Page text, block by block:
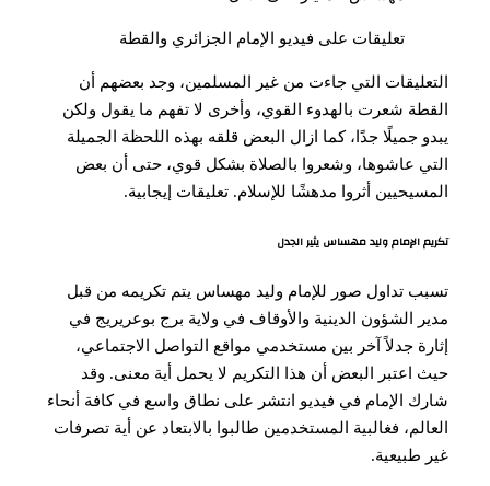
تعليقات على فيديو الإمام الجزائري والقطة
التعليقات التي جاءت من غير المسلمين، وجد بعضهم أن
القطة شعرت بالهدوء القوي، وأخرى لا تفهم ما يقول ولكن
يبدو جميلًا جدًا، كما ازال البعض قلقه بهذه اللحظة الجميلة
التي عاشوها، وشعروا بالصلاة بشكل قوي، حتى أن بعض
المسيحيين أثروا مدهشًا للإسلام. تعليقات إيجابية.
تكريم الإمام وليد مهساس يثير الجدل
تسبب تداول صور للإمام وليد مهساس يتم تكريمه من قبل
مدير الشؤون الدينية والأوقاف في ولاية برج بوعريريج في
إثارة جدلاً آخر بين مستخدمي مواقع التواصل الاجتماعي،
حيث اعتبر البعض أن هذا التكريم لا يحمل أية معنى. وقد
شارك الإمام في فيديو انتشر على نطاق واسع في كافة أنحاء
العالم، فغالبية المستخدمين طالبوا بالابتعاد عن أية تصرفات
غير طبيعية.